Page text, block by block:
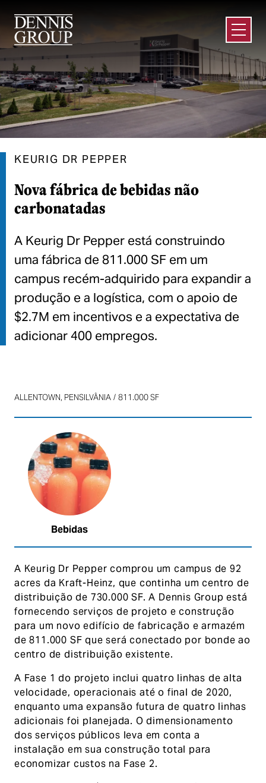
Abrir
Nova fábrica de bebidas não
carbonatadas
KEURIG DR PEPPER
A Keurig Dr Pepper está construindo
uma fábrica de 811.000 SF em um
campus recém-adquirido para expandir a
produção e a logística, com o apoio de
$2.7M em incentivos e a expectativa de
adicionar 400 empregos.
ALLENTOWN, PENSILVÂNIA 811.000 SF
Bebidas
A Keurig Dr Pepper comprou um campus de 92
acres da Kraft-Heinz, que continha um centro de
distribuição de 730.000 SF. A Dennis Group está
fornecendo serviços de projeto e construção
para um novo edifício de fabricação e armazém
de 811.000 SF que será conectado por bonde ao
centro de distribuição existente.
A Fase 1 do projeto inclui quatro linhas de alta
velocidade, operacionais até o final de 2020,
enquanto uma expansão futura de quatro linhas
adicionais foi planejada. O dimensionamento
dos serviços públicos leva em conta a
instalação em sua construção total para
economizar custos na Fase 2.